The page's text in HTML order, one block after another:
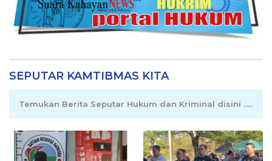
SEPUTAR KAMTIBMAS KITA
Temukan Berita Seputar Hukum dan Kriminal disini .....